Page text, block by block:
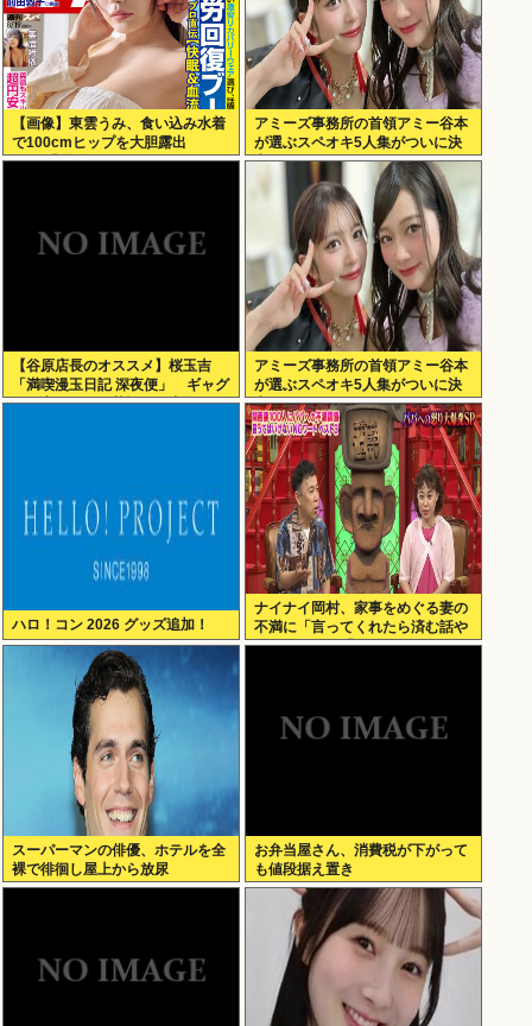
【画像】東雲うみ、食い込み水着
で100cmヒップを大胆露出
www「週刊SPA!」のグラビアオ
アミーズ事務所の首領アミー谷本
が選ぶスペオキ5人集がついに決
定してしまう
【谷原店長のオススメ】桜玉吉
「満喫漫玉日記 深夜便」 ギャグ
漫画家としての苦悩経た中年の日
アミーズ事務所の首領アミー谷本
が選ぶスペオキ5人集がついに決
定してしまう
ハロ！コン 2026 グッズ追加！
ナイナイ岡村、家事をめぐる妻の
不満に「言ってくれたら済む話や
ん」になるみ「バイトやったらク
スーパーマンの俳優、ホテルを全
裸で徘徊し屋上から放尿
お弁当屋さん、消費税が下がって
も値段据え置き